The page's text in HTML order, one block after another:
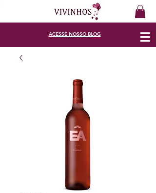
ACESSENOSSO BLOG